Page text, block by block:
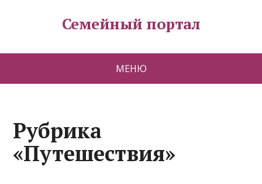
Семейный портал
МЕНЮ
Рубрика
«Путешествия»